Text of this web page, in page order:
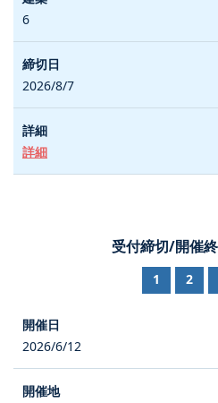
6
2026/8/7
詳細
受付締切/開催
1 2
2026/6/12